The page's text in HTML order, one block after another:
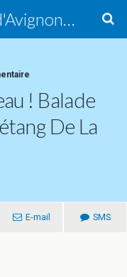
LPO PACA Héron d'Avignon, groupe local
! Balade
De La
E-mail SMS